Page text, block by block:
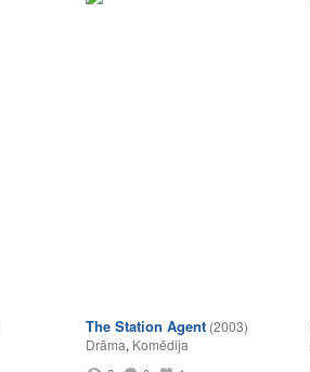
The Station Agent (2003)
Drāma, Komēdija